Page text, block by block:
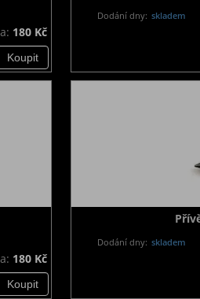
180 Kč
Koupit
Dodání dny: skladem
180 Kč
Koupit
Dodání dny: skladem